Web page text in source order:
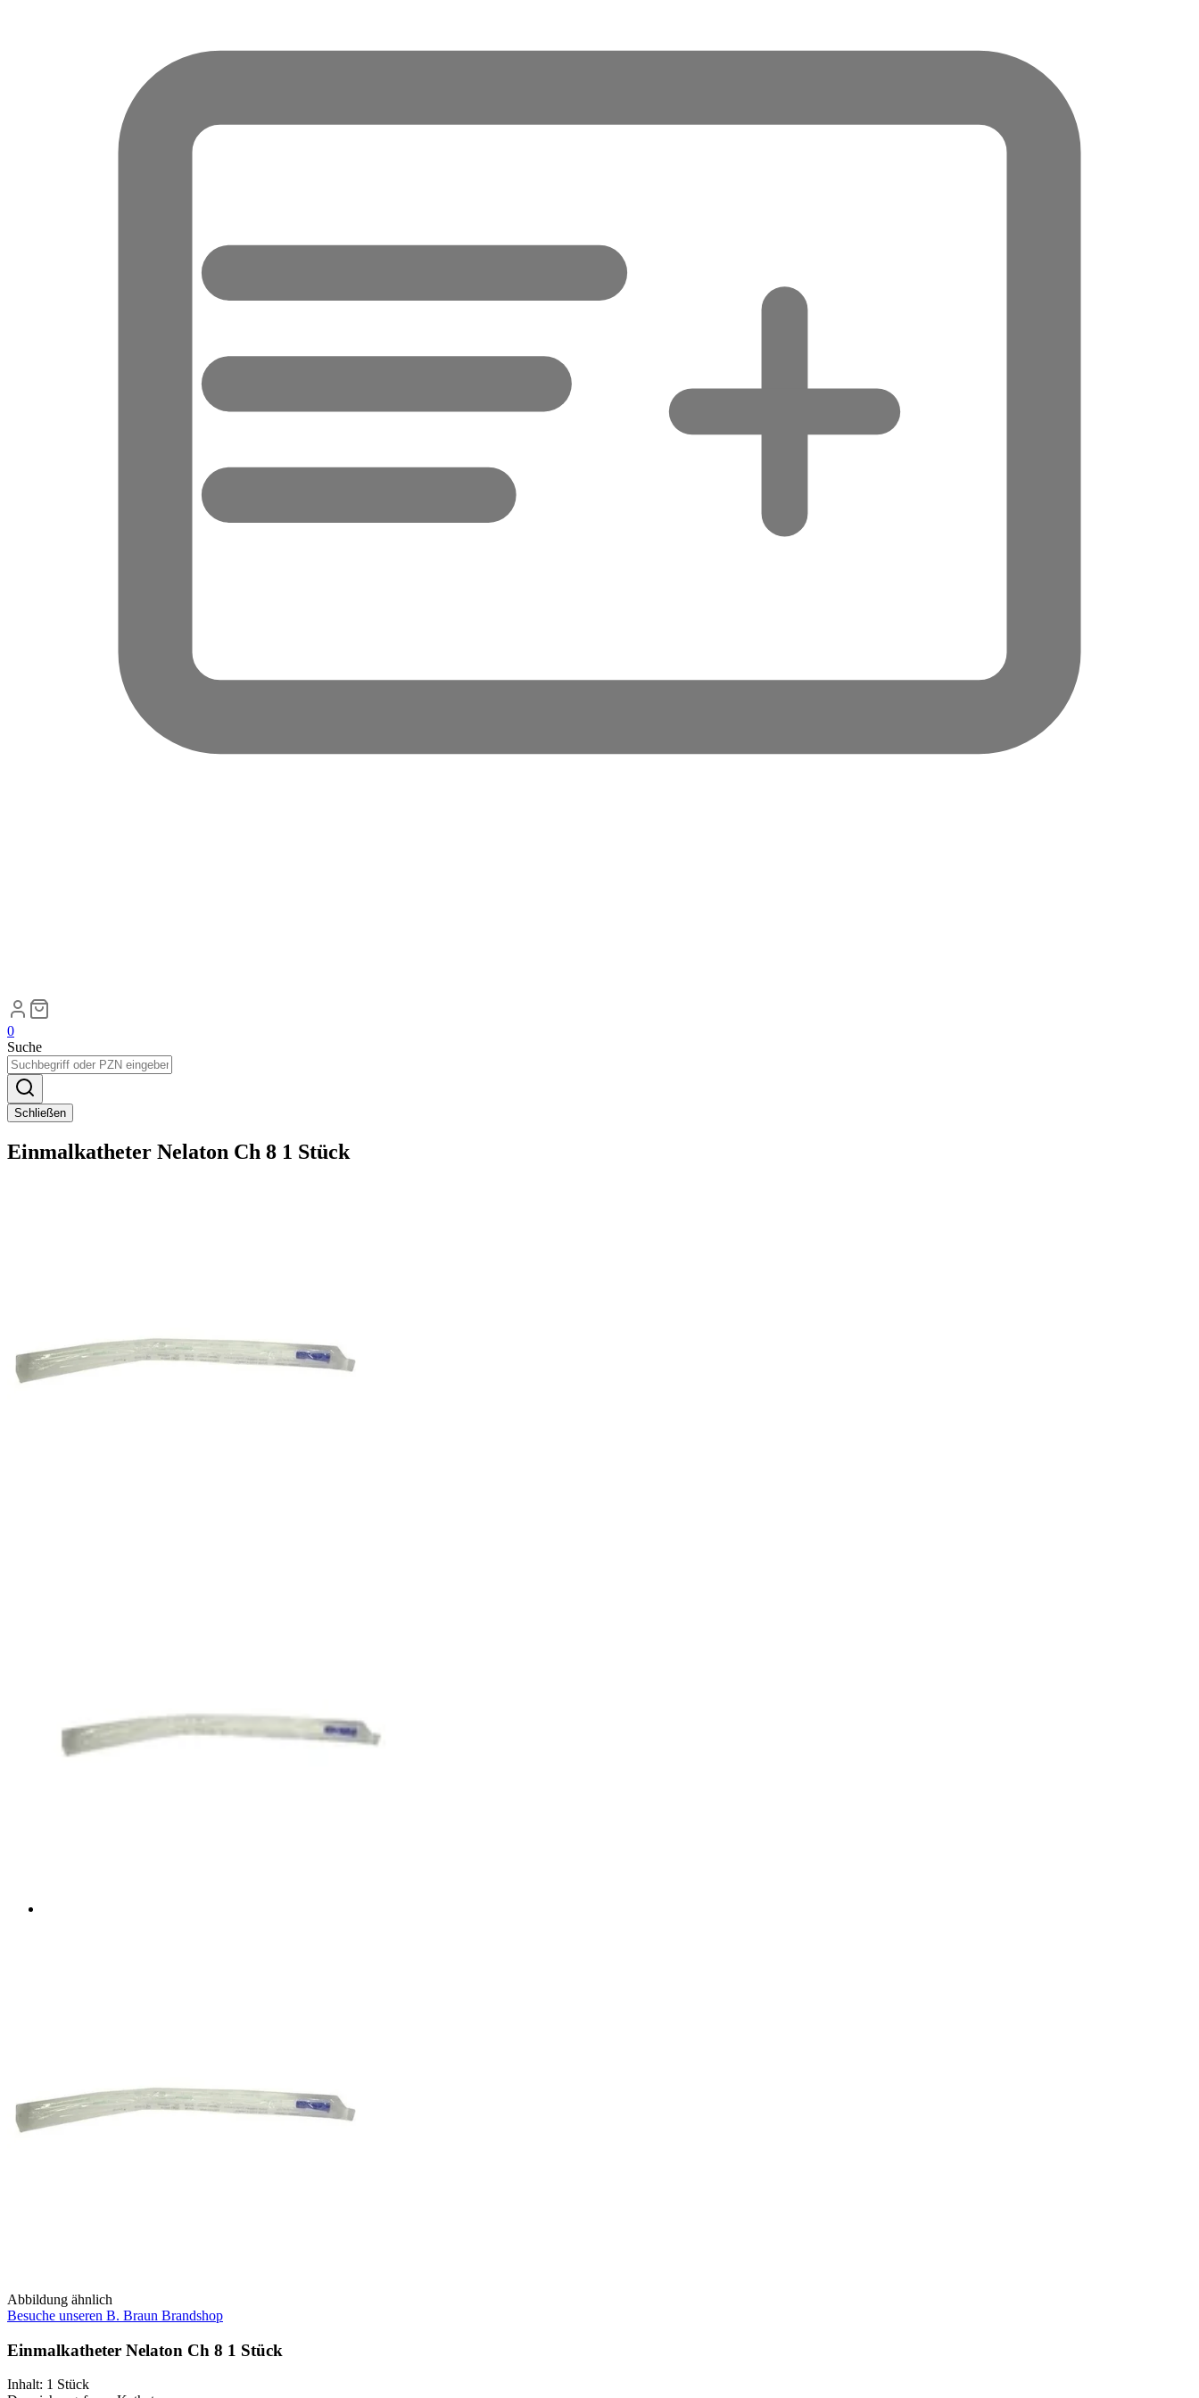
0
Suche
Schließen
Einmalkatheter Nelaton Ch 8 1 Stück
Abbildung ähnlich
Besuche unseren B. Braun Brandshop
Einmalkatheter Nelaton Ch 8 1 Stück
Inhalt: 1 Stück